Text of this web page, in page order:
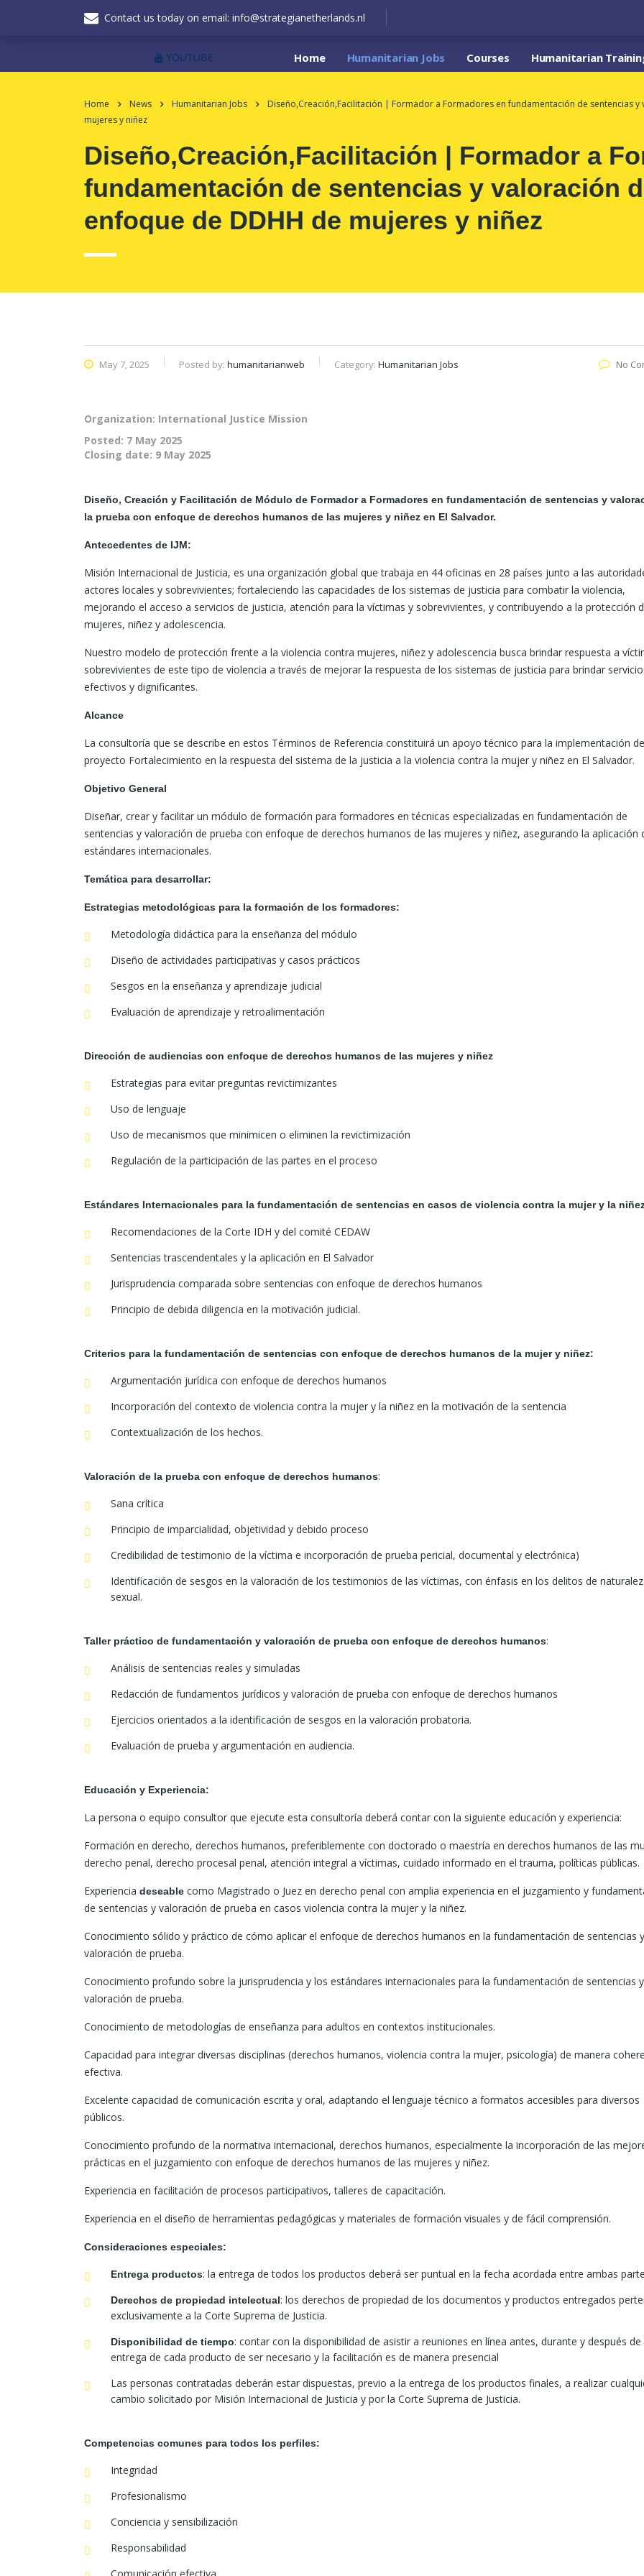
Contact us today on email: info@strategianetherlands.nl
YOUTUBE Home Humanitarian Jobs Courses Humanitarian
Home News Humanitarian Jobs
Diseño,Creación,Facilitación | Formador a Formadores en fundamentación de sentencias
mujeres y niñez
Diseño,Creación,Facilitación | Formador a
fundamentación de sentencias y valoración
enfoque de DDHH de mujeres y niñez
May 7, 2025 Posted by: humanitarianweb Category: Humanitarian Jobs No
Organization: International Justice Mission
Posted: 7 May 2025
Closing date: 9 May 2025
Diseño, Creación y Facilitación de Módulo de Formador a Formadores en fundamentación de sentencias y
la prueba con enfoque de derechos humanos de las mujeres y niñez en El Salvador.
Antecedentes de IJM:
Misión Internacional de Justicia, es una organización global que trabaja en 44 oficinas en 28 países junto a las
actores locales y sobrevivientes; fortaleciendo las capacidades de los sistemas de justicia para combatir la violencia,
mejorando el acceso a servicios de justicia, atención para la víctimas y sobrevivientes, y contribuyendo a la protección
mujeres, niñez y adolescencia.
Nuestro modelo de protección frente a la violencia contra mujeres, niñez y adolescencia busca brindar respuesta a
sobrevivientes de este tipo de violencia a través de mejorar la respuesta de los sistemas de justicia para brindar
efectivos y dignificantes.
Alcance
La consultoría que se describe en estos Términos de Referencia constituirá un apoyo técnico para la implementación
proyecto Fortalecimiento en la respuesta del sistema de la justicia a la violencia contra la mujer y niñez en El Salvador.
Objetivo General
Diseñar, crear y facilitar un módulo de formación para formadores en técnicas especializadas en fundamentación de
sentencias y valoración de prueba con enfoque de derechos humanos de las mujeres y niñez, asegurando la aplicación
estándares internacionales.
Temática para desarrollar:
Estrategias metodológicas para la formación de los formadores:
Metodología didáctica para la enseñanza del módulo
Diseño de actividades participativas y casos prácticos
Sesgos en la enseñanza y aprendizaje judicial
Evaluación de aprendizaje y retroalimentación
Dirección de audiencias con enfoque de derechos humanos de las mujeres y niñez
Estrategias para evitar preguntas revictimizantes
Uso de lenguaje
Uso de mecanismos que minimicen o eliminen la revictimización
Regulación de la participación de las partes en el proceso
Estándares Internacionales para la fundamentación de sentencias en casos de violencia contra la mujer y la
Recomendaciones de la Corte IDH y del comité CEDAW
Sentencias trascendentales y la aplicación en El Salvador
Jurisprudencia comparada sobre sentencias con enfoque de derechos humanos
Principio de debida diligencia en la motivación judicial.
Criterios para la fundamentación de sentencias con enfoque de derechos humanos de la mujer y niñez:
Argumentación jurídica con enfoque de derechos humanos
Incorporación del contexto de violencia contra la mujer y la niñez en la motivación de la sentencia
Contextualización de los hechos.
Valoración de la prueba con enfoque de derechos humanos:
Sana crítica
Principio de imparcialidad, objetividad y debido proceso
Credibilidad de testimonio de la víctima e incorporación de prueba pericial, documental y electrónica)
Identificación de sesgos en la valoración de los testimonios de las víctimas, con énfasis en los delitos de
sexual.
Taller práctico de fundamentación y valoración de prueba con enfoque de derechos humanos:
Análisis de sentencias reales y simuladas
Redacción de fundamentos jurídicos y valoración de prueba con enfoque de derechos humanos
Ejercicios orientados a la identificación de sesgos en la valoración probatoria.
Evaluación de prueba y argumentación en audiencia.
Educación y Experiencia:
La persona o equipo consultor que ejecute esta consultoría deberá contar con la siguiente educación y experiencia:
Formación en derecho, derechos humanos, preferiblemente con doctorado o maestría en derechos humanos de las
derecho penal, derecho procesal penal, atención integral a víctimas, cuidado informado en el trauma, políticas públicas.
Experiencia deseable como Magistrado o Juez en derecho penal con amplia experiencia en el juzgamiento y
de sentencias y valoración de prueba en casos violencia contra la mujer y la niñez.
Conocimiento sólido y práctico de cómo aplicar el enfoque de derechos humanos en la fundamentación de sentencias y
valoración de prueba.
Conocimiento profundo sobre la jurisprudencia y los estándares internacionales para la fundamentación de sentencias y
valoración de prueba.
Conocimiento de metodologías de enseñanza para adultos en contextos institucionales.
Capacidad para integrar diversas disciplinas (derechos humanos, violencia contra la mujer, psicología) de manera
efectiva.
Excelente capacidad de comunicación escrita y oral, adaptando el lenguaje técnico a formatos accesibles para diversos
públicos.
Conocimiento profundo de la normativa internacional, derechos humanos, especialmente la incorporación de las
prácticas en el juzgamiento con enfoque de derechos humanos de las mujeres y niñez.
Experiencia en facilitación de procesos participativos, talleres de capacitación.
Experiencia en el diseño de herramientas pedagógicas y materiales de formación visuales y de fácil comprensión.
Consideraciones especiales:
Entrega productos: la entrega de todos los productos deberá ser puntual en la fecha acordada entre ambas
Derechos de propiedad intelectual: los derechos de propiedad de los documentos y productos entregados
exclusivamente a la Corte Suprema de Justicia.
Disponibilidad de tiempo: contar con la disponibilidad de asistir a reuniones en línea antes, durante y después de
entrega de cada producto de ser necesario y la facilitación es de manera presencial
Las personas contratadas deberán estar dispuestas, previo a la entrega de los productos finales, a realizar
cambio solicitado por Misión Internacional de Justicia y por la Corte Suprema de Justicia.
Competencias comunes para todos los perfiles:
Integridad
Profesionalismo
Conciencia y sensibilización
Responsabilidad